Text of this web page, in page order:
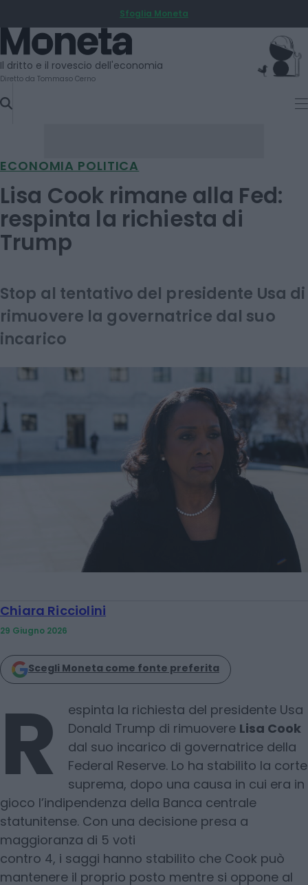
TO
CONTENT
Sfoglia Moneta
Moneta
Il dritto e il rovescio dell'economia
Diretto da Tommaso Cerno
ECONOMIA POLITICA
Lisa Cook rimane alla Fed:
respinta la richiesta di
Trump
Stop al tentativo del presidente Usa di
rimuovere la governatrice dal suo
incarico
Chiara Ricciolini
29 Giugno 2026
Scegli Moneta come fonte preferita
R
espinta la richiesta del presidente Usa
Donald Trump di rimuovere Lisa Cook
dal suo incarico di governatrice della
Federal Reserve. Lo ha stabilito la corte
suprema, dopo una causa in cui era in
gioco l’indipendenza della Banca centrale
statunitense. Con una decisione presa a
maggioranza di 5 voti
contro 4, i saggi hanno stabilito che Cook può
mantenere il proprio posto mentre si oppone al